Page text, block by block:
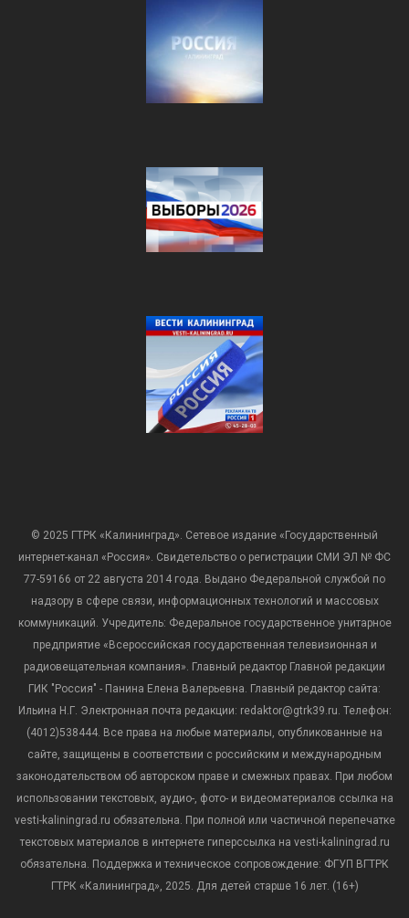
© 2025 ГТРК «Калининград». Сетевое издание «Государственный
интернет-канал «Россия». Свидетельство о регистрации СМИ ЭЛ № ФС
77-59166 от 22 августа 2014 года. Выдано Федеральной службой по
надзору в сфере связи, информационных технологий и массовых
коммуникаций. Учредитель: Федеральное государственное унитарное
предприятие «Всероссийская государственная телевизионная и
радиовещательная компания». Главный редактор Главной редакции
ГИК "Россия" - Панина Елена Валерьевна. Главный редактор сайта:
Ильина Н.Г. Электронная почта редакции: redaktor@gtrk39.ru. Телефон:
(4012)538444. Все права на любые материалы, опубликованные на
сайте, защищены в соответствии с российским и международным
законодательством об авторском праве и смежных правах. При любом
использовании текстовых, аудио-, фото- и видеоматериалов ссылка на
vesti-kaliningrad.ru обязательна. При полной или частичной перепечатке
текстовых материалов в интернете гиперссылка на vesti-kaliningrad.ru
обязательна. Поддержка и техническое сопровождение: ФГУП ВГТРК
ГТРК «Калининград», 2025. Для детей старше 16 лет. (16+)